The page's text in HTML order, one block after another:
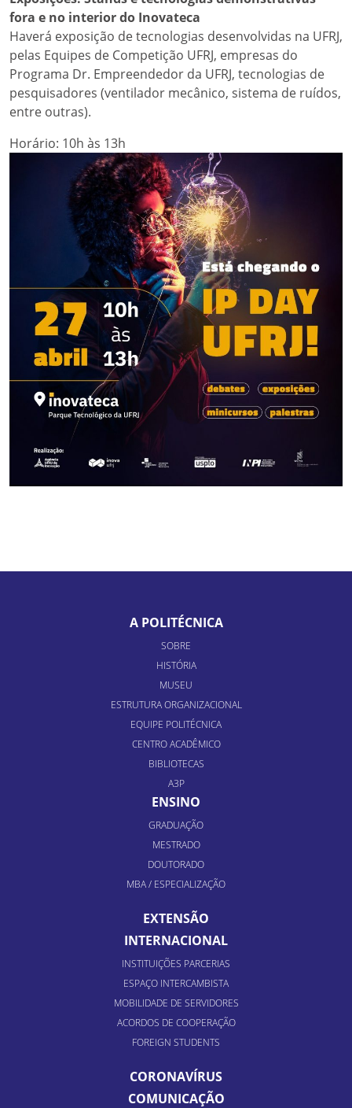
fora e no interior do Inovateca
Haverá exposição de tecnologias desenvolvidas na UFRJ,
pelas Equipes de Competição UFRJ, empresas do
Programa Dr. Empreendedor da UFRJ, tecnologias de
pesquisadores (ventilador mecânico, sistema de ruídos,
entre outras).
Horário: 10h às 13h
A POLITÉCNICA
SOBRE
HISTÓRIA
MUSEU
ESTRUTURA ORGANIZACIONAL
EQUIPE POLITÉCNICA
CENTRO ACADÊMICO
BIBLIOTECAS
A3P
ENSINO
GRADUAÇÃO
MESTRADO
DOUTORADO
MBA / ESPECIALIZAÇÃO
EXTENSÃO
INTERNACIONAL
INSTITUIÇÕES PARCERIAS
ESPAÇO INTERCAMBISTA
MOBILIDADE DE SERVIDORES
ACORDOS DE COOPERAÇÃO
FOREIGN STUDENTS
CORONAVÍRUS
COMUNICAÇÃO